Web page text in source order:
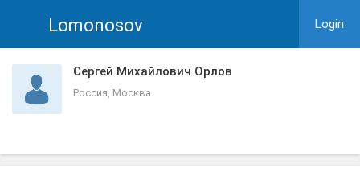
Lomonosov Login
Сергей Михайлович Орлов
Россия, Москва